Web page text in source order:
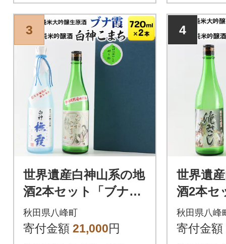
ください。
3
世界遺産白神山系の地
酒2本セット「ブナ
霞」「白神こまち」各
720ml|16_ksy-034101
秋田県八峰町
寄付金額 21,000円
4
世界遺
酒2本セ
し」「
秋田県八峰
寄付金額